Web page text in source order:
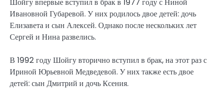
Ивановной Губаревой. У них родилось двое детей: дочь
Елизавета и сын Алексей. Однако после нескольких лет
Сергей и Нина развелись.
В 1992 году Шойгу вторично вступил в брак, на этот раз с
Ириной Юрьевной Медведевой. У них также есть двое
детей: сын Дмитрий и дочь Ксения.